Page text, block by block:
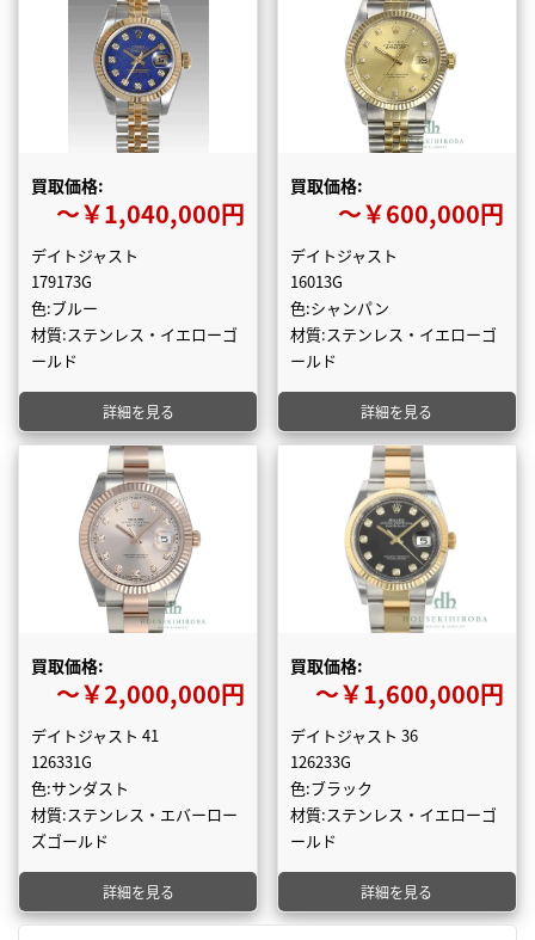
買取価格:
〜￥1,040,000円
デイトジャスト
179173G
色:ブルー
材質:ステンレス・イエローゴ
ールド
詳細を見る
買取価格:
〜￥600,000円
デイトジャスト
16013G
色:シャンパン
材質:ステンレス・イエローゴ
ールド
詳細を見る
買取価格:
〜￥2,000,000円
デイトジャスト 41
126331G
色:サンダスト
材質:ステンレス・エバーロー
ズゴールド
詳細を見る
買取価格:
〜￥1,600,000円
デイトジャスト 36
126233G
色:ブラック
材質:ステンレス・イエローゴ
ールド
詳細を見る